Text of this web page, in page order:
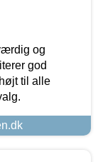
og
god
til alle